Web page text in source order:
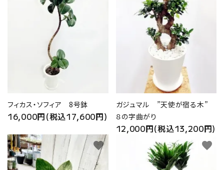
フィカス・ソフィア 8号鉢
16,000円(税込17,600円)
ガジュマル ”天使が宿る木”
８の字曲がり
12,000円(税込13,200円)
favorite favorite